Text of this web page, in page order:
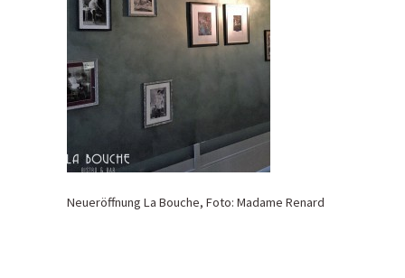
Neueröffnung La Bouche, Foto: Madame Renard